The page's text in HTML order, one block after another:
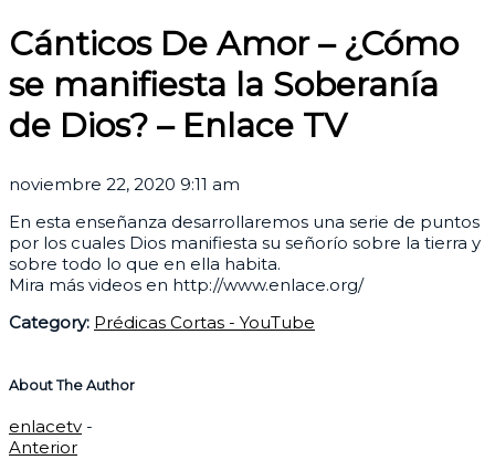
Cánticos De Amor – ¿Cómo
se manifiesta la Soberanía
de Dios? – Enlace TV
noviembre 22, 2020 9:11 am
En esta enseñanza desarrollaremos una serie de puntos
por los cuales Dios manifiesta su señorío sobre la tierra y
sobre todo lo que en ella habita.
Mira más videos en http://www.enlace.org/
Category: Prédicas Cortas - YouTube
About The Author
enlacetv -
Anterior